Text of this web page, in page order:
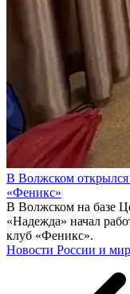
В Волжском
«Феникс»
В Волжском на базе
«Надежда» начал
клуб «Феникс».
Новости России и